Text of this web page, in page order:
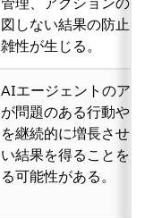
図しない結果の防止な
雑性が生じる。
AIエージェントのアク
が問題のある行動や意
を継続的に増長させ、
い結果を得ることを難
る可能性がある。